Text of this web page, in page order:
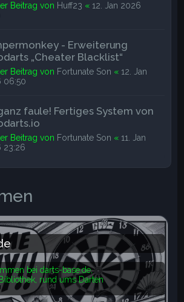
Beitrag von Huff23 «12. Jan 2026
- Erweiterung
„Cheater Blacklist“
Beitrag von Fortunate Son «12. Jan
06:50
faule! Fertiges System von
Beitrag von Fortunate Son «11. Jan
23:26
bei darts-base.de,
rund ums Darten